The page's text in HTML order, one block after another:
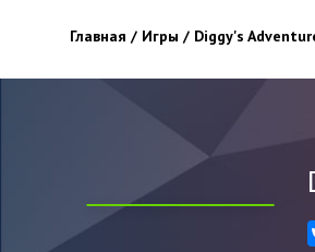
Главная / Игры / Diggy's